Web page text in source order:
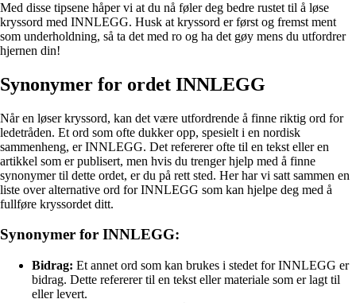
Med disse tipsene håper vi at du nå føler deg bedre rustet til å løse
kryssord med INNLEGG. Husk at kryssord er først og fremst ment
som underholdning, så ta det med ro og ha det gøy mens du utfordrer
hjernen din!
Synonymer for ordet INNLEGG
Når en løser kryssord, kan det være utfordrende å finne riktig ord for
ledetråden. Et ord som ofte dukker opp, spesielt i en nordisk
sammenheng, er INNLEGG. Det refererer ofte til en tekst eller en
artikkel som er publisert, men hvis du trenger hjelp med å finne
synonymer til dette ordet, er du på rett sted. Her har vi satt sammen en
liste over alternative ord for INNLEGG som kan hjelpe deg med å
fullføre kryssordet ditt.
Synonymer for INNLEGG:
Bidrag: Et annet ord som kan brukes i stedet for INNLEGG er
bidrag. Dette refererer til en tekst eller materiale som er lagt til
eller levert.